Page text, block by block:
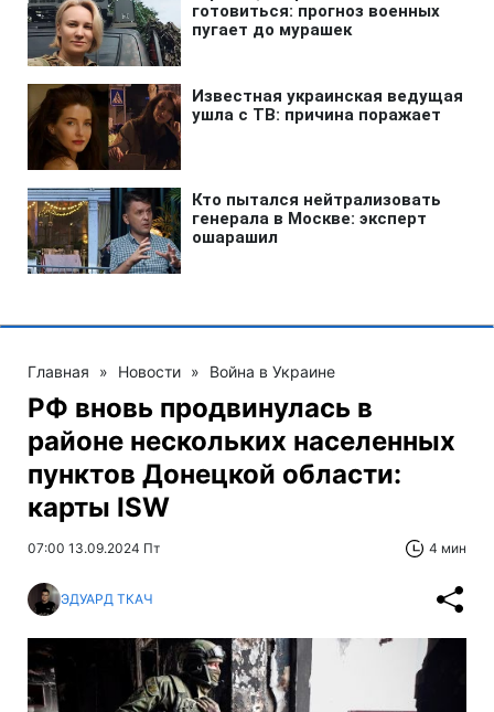
Главная » Новости » Война в Украине
РФ вновь продвинулась в
районе нескольких населенных
пунктов Донецкой области:
карты ISW
07:00 13.09.2024 Пт 4 мин
ЭДУАРД ТКАЧ